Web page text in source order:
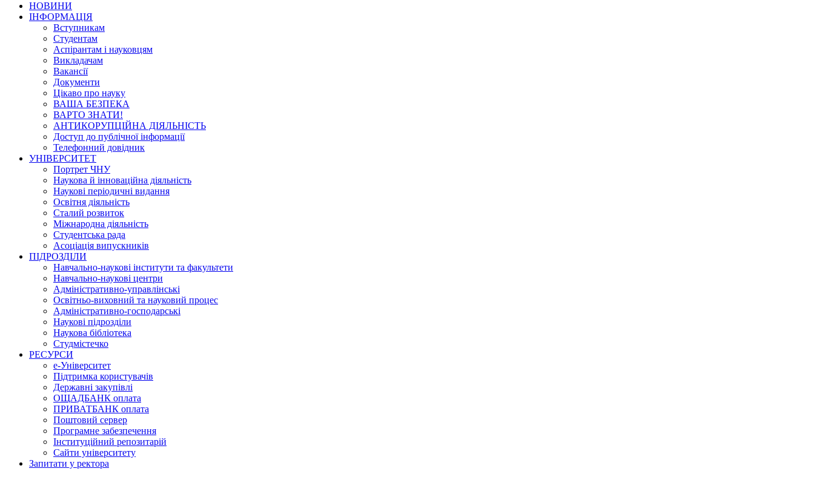
НОВИНИ
ІНФОРМАЦІЯ
Вступникам
Студентам
Аспірантам і науковцям
Викладачам
Вакансії
Документи
Цікаво про науку
ВАША БЕЗПЕКА
ВАРТО ЗНАТИ!
АНТИКОРУПЦІЙНА ДІЯЛЬНІСТЬ
Доступ до публічної інформації
Телефонний довідник
УНІВЕРСИТЕТ
Портрет ЧНУ
Наукова й інноваційна діяльність
Наукові періодичні видання
Освітня діяльність
Сталий розвиток
Міжнародна діяльність
Студентська рада
Асоціація випускників
ПІДРОЗДІЛИ
Навчально-наукові інститути та факультети
Навчально-наукові центри
Адміністративно-управлінські
Освітньо-виховний та науковий процес
Адміністративно-господарські
Наукові підрозділи
Наукова бібліотека
Студмістечко
РЕСУРСИ
е-Університет
Підтримка користувачів
Державні закупівлі
ОЩАДБАНК оплата
ПРИВАТБАНК оплата
Поштовий сервер
Програмне забезпечення
Інституційний репозитарій
Сайти університету
Запитати у ректора